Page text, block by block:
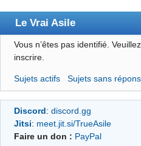
Le Vrai Asile
Accueil
Forum
Membres
Règles
Vous n’êtes pas identifié.
inscrire.
Sujets actifs Sujets sans
Discord: discord.gg
Jitsi: meet.jit.si/TrueAsile
Faire un don : PayPal